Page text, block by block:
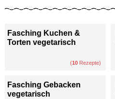
Fasching Kuchen &
Torten vegetarisch
(10 Rezepte)
Fasching Gebacken
vegetarisch